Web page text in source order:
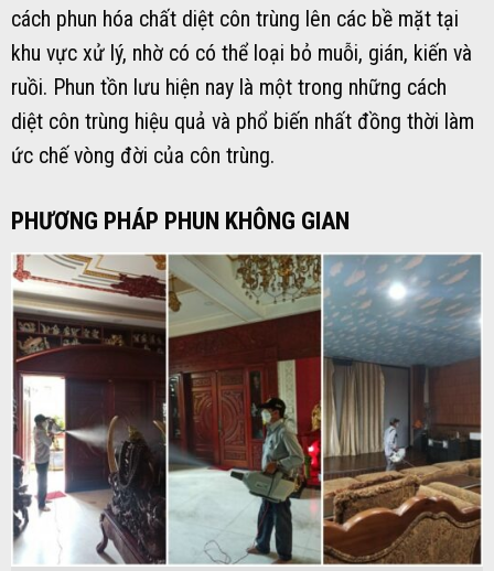
cách phun hóa chất diệt côn trùng lên các bề mặt tại
khu vực xử lý, nhờ có có thể loại bỏ muỗi, gián, kiến và
ruồi. Phun tồn lưu hiện nay là một trong những cách
diệt côn trùng hiệu quả và phổ biến nhất đồng thời làm
ức chế vòng đời của côn trùng.
PHƯƠNG PHÁP PHUN KHÔNG GIAN